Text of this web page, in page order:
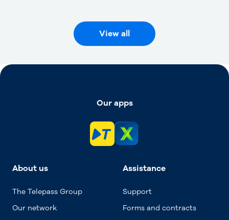
View all
Our apps
About us
The Telepass Group
Our network
Assistance
Support
Forms and contracts